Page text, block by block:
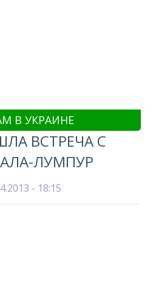
В УКРАИНЕ
ВСТРЕЧА С
ЛУМПУР
- 18:15